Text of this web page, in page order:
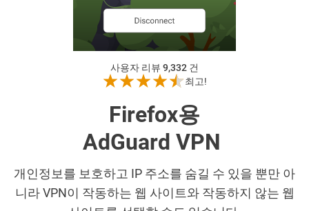
사용자 리뷰 9,332 건
최고!
Firefox용
AdGuard VPN
개인정보를 보호하고 IP 주소를 숨길 수 있을 뿐만 아
니라 VPN이 작동하는 웹 사이트와 작동하지 않는 웹